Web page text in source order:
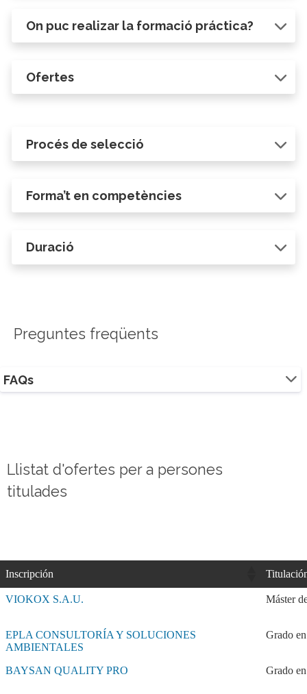
On puc realizar la formació práctica?
Ofertes
Procés de selecció
Forma’t en competències
Duració
Preguntes freqüents
FAQs
Llistat d'ofertes per a persones
titulades